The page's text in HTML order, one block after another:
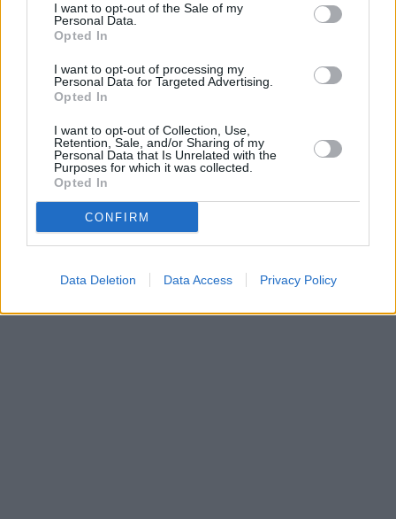
I want to opt-out of the Sale of my
Personal Data.
Opted In
I want to opt-out of processing my
Personal Data for Targeted Advertising.
Opted In
I want to opt-out of Collection, Use,
Retention, Sale, and/or Sharing of my
Personal Data that Is Unrelated with the
Purposes for which it was collected.
Opted In
CONFIRM
Data Deletion Data Access Privacy Policy
Parabola.cz- web o satelitní, terestrické a kabelové televizi, ©
O webu parabola.cz•O souborech cookies•Inzerce•Kontakt
Dovolená u moře•Bazény